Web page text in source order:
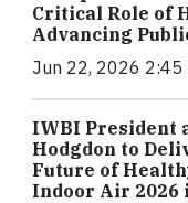
Critical Role of
Advancing
Jun 22, 2026 2:45
IWBI President
Hodgdon to
Future of
Indoor Air 2026